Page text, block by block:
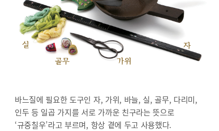
실
골무
가위
자
바느질에 필요한 도구인 자, 가위, 바늘, 실, 골무, 다리미,
인두 등 일곱 가지를 서로 가까운 친구라는 뜻으로
‘규중칠우’라고 부르며, 항상 곁에 두고 사용했다.